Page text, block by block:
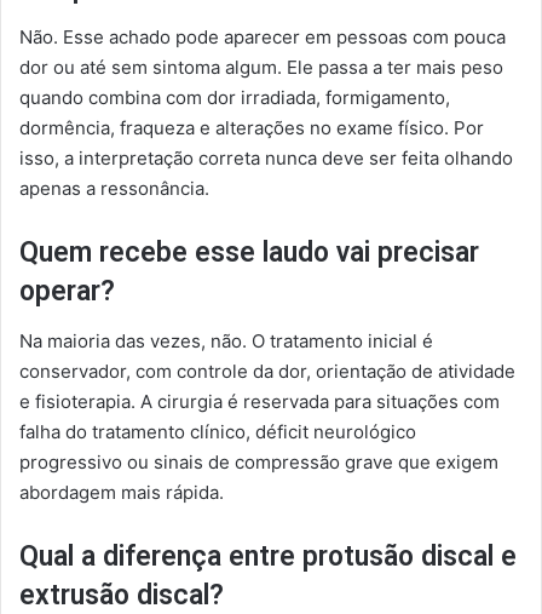
Não. Esse achado pode aparecer em pessoas com pouca
dor ou até sem sintoma algum. Ele passa a ter mais peso
quando combina com dor irradiada, formigamento,
dormência, fraqueza e alterações no exame físico. Por
isso, a interpretação correta nunca deve ser feita olhando
apenas a ressonância.
Quem recebe esse laudo vai precisar
operar?
Na maioria das vezes, não. O tratamento inicial é
conservador, com controle da dor, orientação de atividade
e fisioterapia. A cirurgia é reservada para situações com
falha do tratamento clínico, déficit neurológico
progressivo ou sinais de compressão grave que exigem
abordagem mais rápida.
Qual a diferença entre protusão discal e
extrusão discal?